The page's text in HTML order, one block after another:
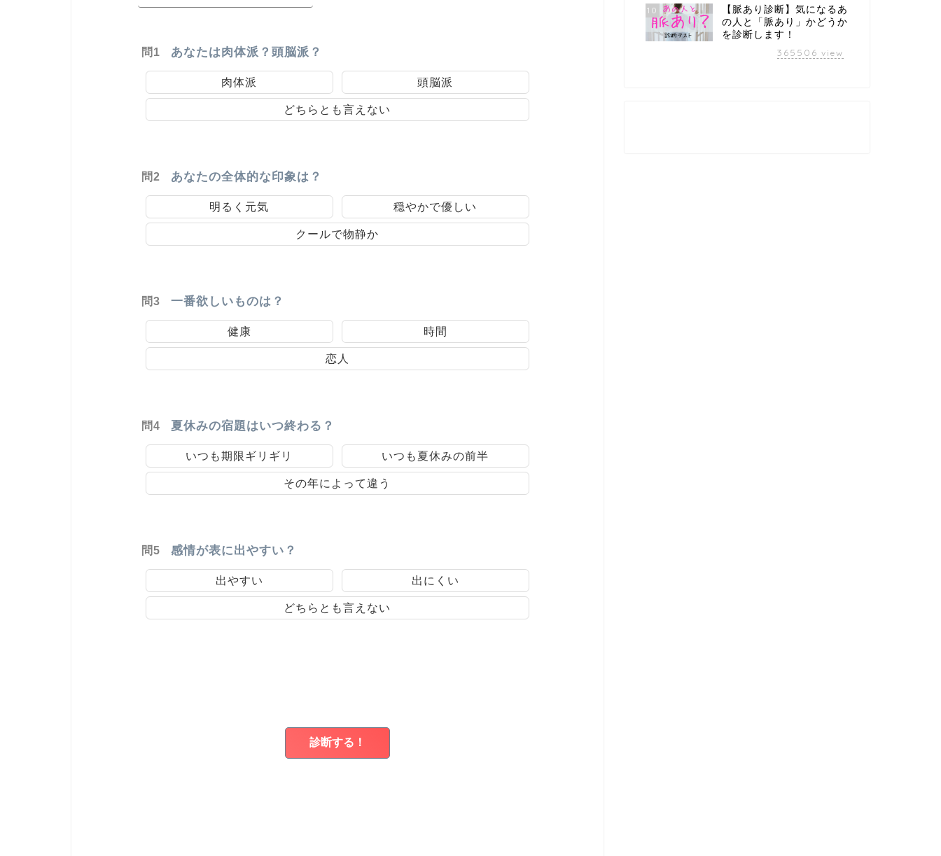
問1 あなたは肉体派？頭脳派？
肉体派 頭脳派
どちらとも言えない
問2 あなたの全体的な印象は？
明るく元気 穏やかで優しい
クールで物静か
問3 一番欲しいものは？
健康 時間
恋人
問4 夏休みの宿題はいつ終わる？
いつも期限ギリギリ いつも夏休みの前半
その年によって違う
問5 感情が表に出やすい？
出やすい 出にくい
どちらとも言えない
10
【脈あり診断】気になるあ
の人と「脈あり」かどうか
を診断します！
365506 view